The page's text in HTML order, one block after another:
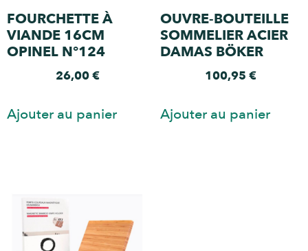
FOURCHETTE À
VIANDE 16CM
OPINEL N°124
26,00€
Ajouter au panier
OUVRE-BOUTEILLE
SOMMELIER ACIER
DAMAS BÖKER
100,95 €
Ajouter au panier